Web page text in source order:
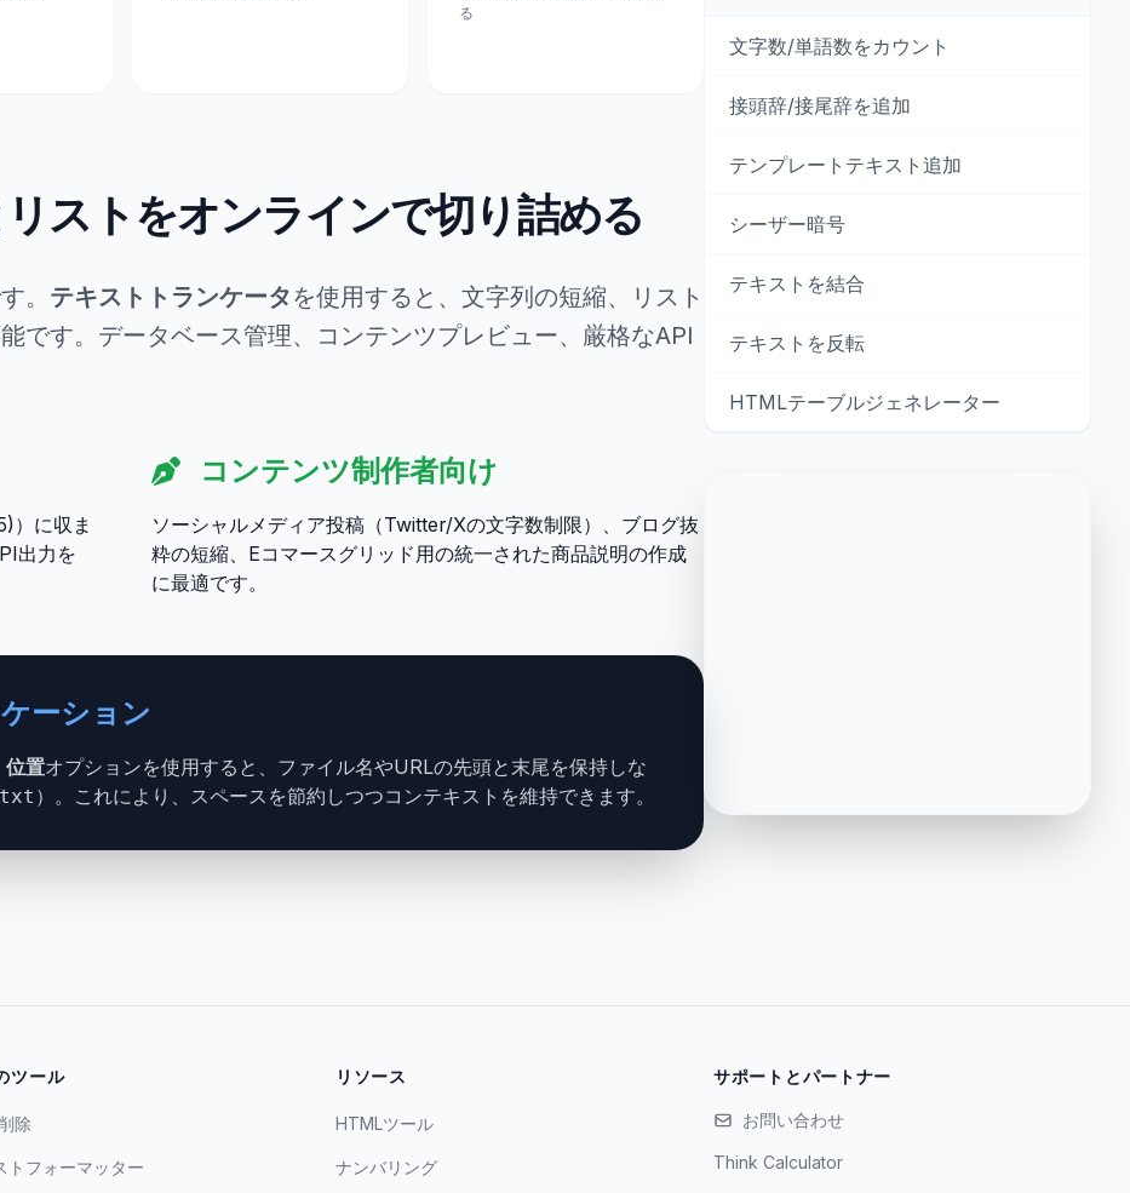
る
ストをオンラインで切り詰める
。 テキストトランケータを使用すると、文字列の短縮、リスト
です。データベース管理、コンテンツプレビュー、厳格なAPI
）に収ま
出力を
コンテンツ制作者向け
ソーシャルメディア投稿（Twitter/Xの文字数制限）、ブログ抜
粋の短縮、Eコマースグリッド用の統一された商品説明の作成
に最適です。
ーション
位置オプションを使用すると、ファイル名やURLの先頭と末尾を保持しな
）。これにより、スペースを節約しつつコンテキストを維持できます。
文字数/単語数をカウント
接頭辞/接尾辞を追加
テンプレートテキスト追加
シーザー暗号
テキストを結合
テキストを反転
HTMLテーブルジェネレーター
ツール
除
トフォーマッター
リソース
HTMLツール
ナンバリング
サポートとパートナー
お問い合わせ
Think Calculator